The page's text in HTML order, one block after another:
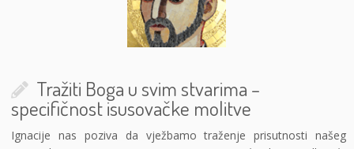
Tražiti Boga u svim stvarima –
specifičnost isusovačke molitve
Ignacije nas poziva da vježbamo traženje prisutnosti našeg